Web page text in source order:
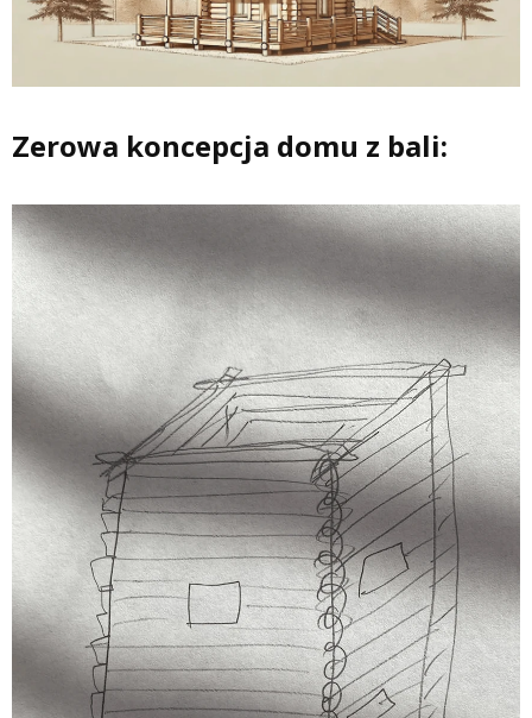
Zerowa koncepcja domu z bali: